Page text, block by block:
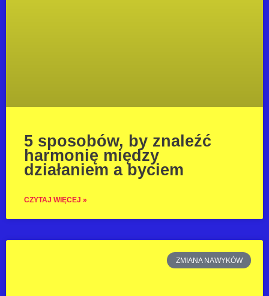
5 sposobów, by znaleźć
harmonię między
działaniem a byciem
CZYTAJ WIĘCEJ »
ZMIANA NAWYKÓW